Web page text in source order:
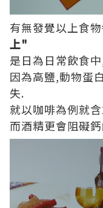
有無發覺以上食
上"
是日為日常飲食
因為高鹽,動物蛋
失.
就以咖啡為例就
而酒精更會阻礙